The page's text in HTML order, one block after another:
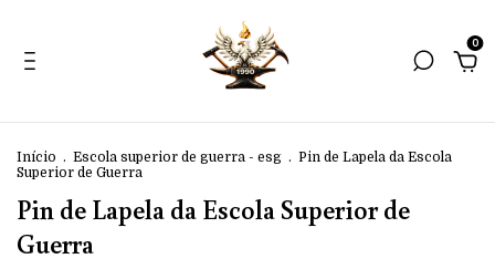
0
Início . Escola superior de guerra - esg . Pin de Lapela da Escola
Superior de Guerra
Pin de Lapela da Escola Superior de
Guerra